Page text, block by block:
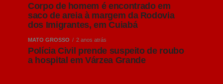
Corpo de homem é encontrado em
saco de areia à margem da Rodovia
dos Imigrantes, em Cuiabá
MATO GROSSO 2 anos atrás
Polícia Civil prende suspeito de roubo
a hospital em Várzea Grande